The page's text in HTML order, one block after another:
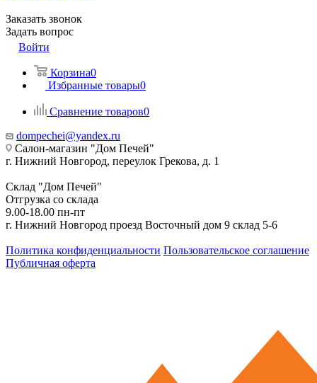
Заказать звонок
Задать вопрос
Войти
Корзина0
Избранные товары0
Сравнение товаров0
dompechei@yandex.ru
Салон-магазин "Дом Печей"
г. Нижний Новгород, переулок Грекова, д. 1
Склад "Дом Печей"
Отгрузка со склада
9.00-18.00 пн-пт
г. Нижний Новгород проезд Восточный дом 9 склад 5-6
Политика конфиденциальности Пользовательское соглашение
Публичная оферта